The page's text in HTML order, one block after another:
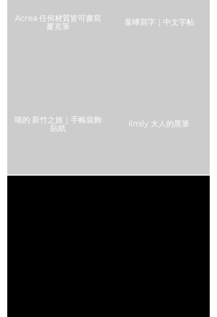
Acrea 任何材質皆可書寫
麥克筆
葉曄寫字｜中文字帖
喵的 新竹之旅｜手帳裝飾
貼紙
ilmily 大人的黑筆